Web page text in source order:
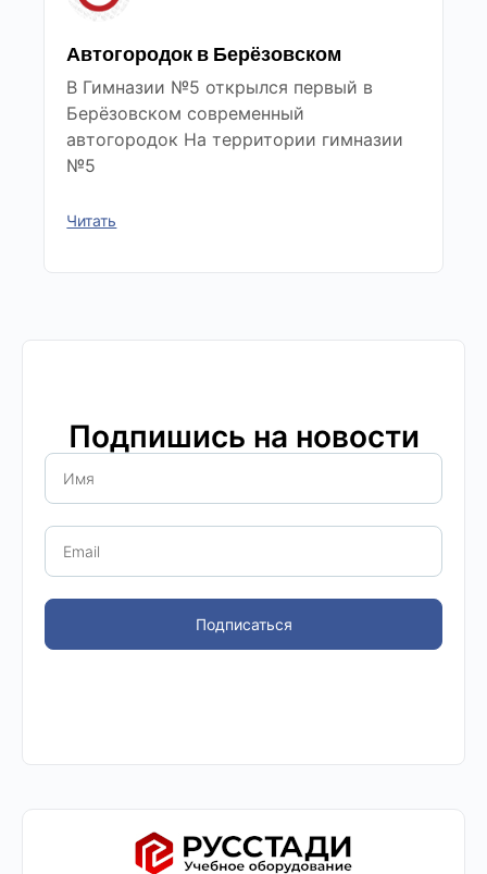
Автогородок в Берёзовском
В Гимназии №5 открылся первый в
Берёзовском современный
автогородок На территории гимназии
№5
Читать
Подпишись на новости
Подписаться